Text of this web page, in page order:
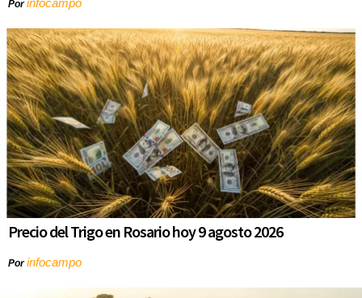
Porinfocampo
Precio del Trigo en Rosario hoy 9 agosto 2026
Porinfocampo